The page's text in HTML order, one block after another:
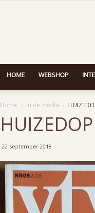
HOME WEBSHOP
Home In de media
22 september 2018